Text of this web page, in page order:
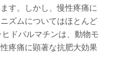
す。しかし、慢性疼痛に
ズムについてはほとんど
ドパルマチンは、動物モ
疼痛に顕著な抗肥大効果